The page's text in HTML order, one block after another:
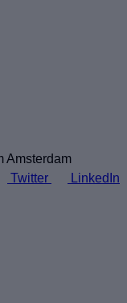
Amsterdam
Twitter LinkedIn